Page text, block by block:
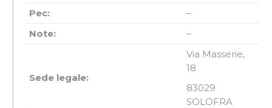
Pec:
–
Note:
–
Sede legale:
Via Masserie,
18
83029
SOLOFRA